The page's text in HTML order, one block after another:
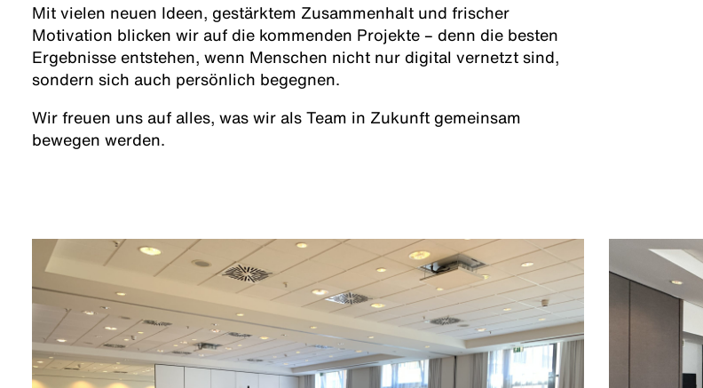
Mit vielen neuen Ideen, gestärktem Zusammenhalt und frischer
Motivation blicken wir auf die kommenden Projekte – denn die besten
Ergebnisse entstehen, wenn Menschen nicht nur digital vernetzt sind,
sondern sich auch persönlich begegnen.
Wir freuen uns auf alles, was wir als Team in Zukunft gemeinsam
bewegen werden.